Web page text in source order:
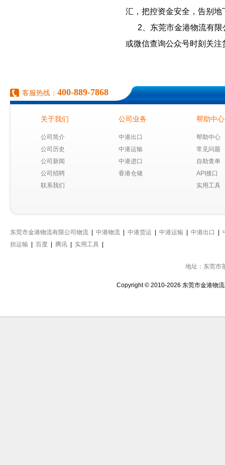
汇，把控资金安全，告别地
2、东莞市金港物流有
或微信查询公众号时刻关注
客服热线： 400-889-7868
关于我们
公司简介
公司历史
公司新闻
公司招聘
联系我们
公司业务
中港出口
中港运输
中港进口
香港仓储
帮助中心
帮助中心
常见问题
自助查单
API接口
实用工具
东莞市金港物流有限公司物流 中港物流 中港货运 中港运输 中港出口
担运输
百度 腾讯 实用工具
地址：东莞市
Copyright © 2010-2026 东莞市金港物